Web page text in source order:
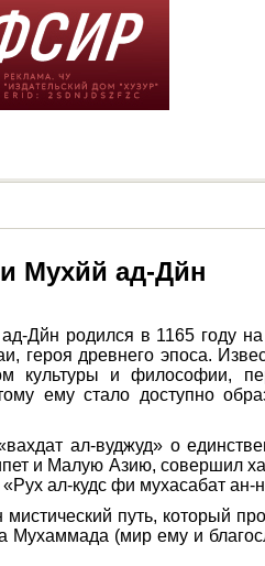
Мухйй ад-Дйн
родился в 1165 году на
героя древнего эпоса.
культуры и философии,
ему стало доступно
ал-вуджуд» о
и Малую Азию, совершил
ал-кудс фи мухасабат
путь, который
Мухаммада (мир ему и